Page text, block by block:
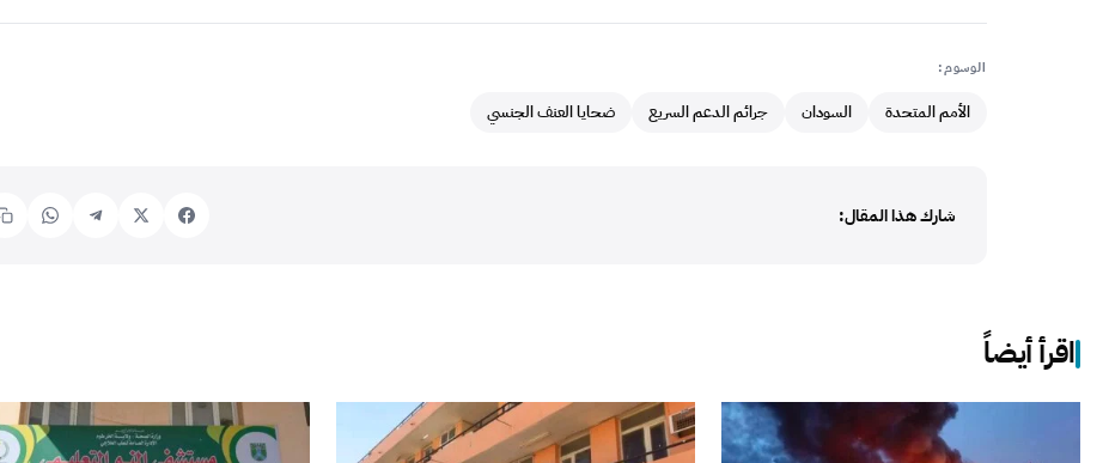
الوسوم:
الأمم المتحدة السودان جرائم الدعم السريع ضحايا العنف الجنسي
شارك هذا المقال:
اقرأ أيضاً